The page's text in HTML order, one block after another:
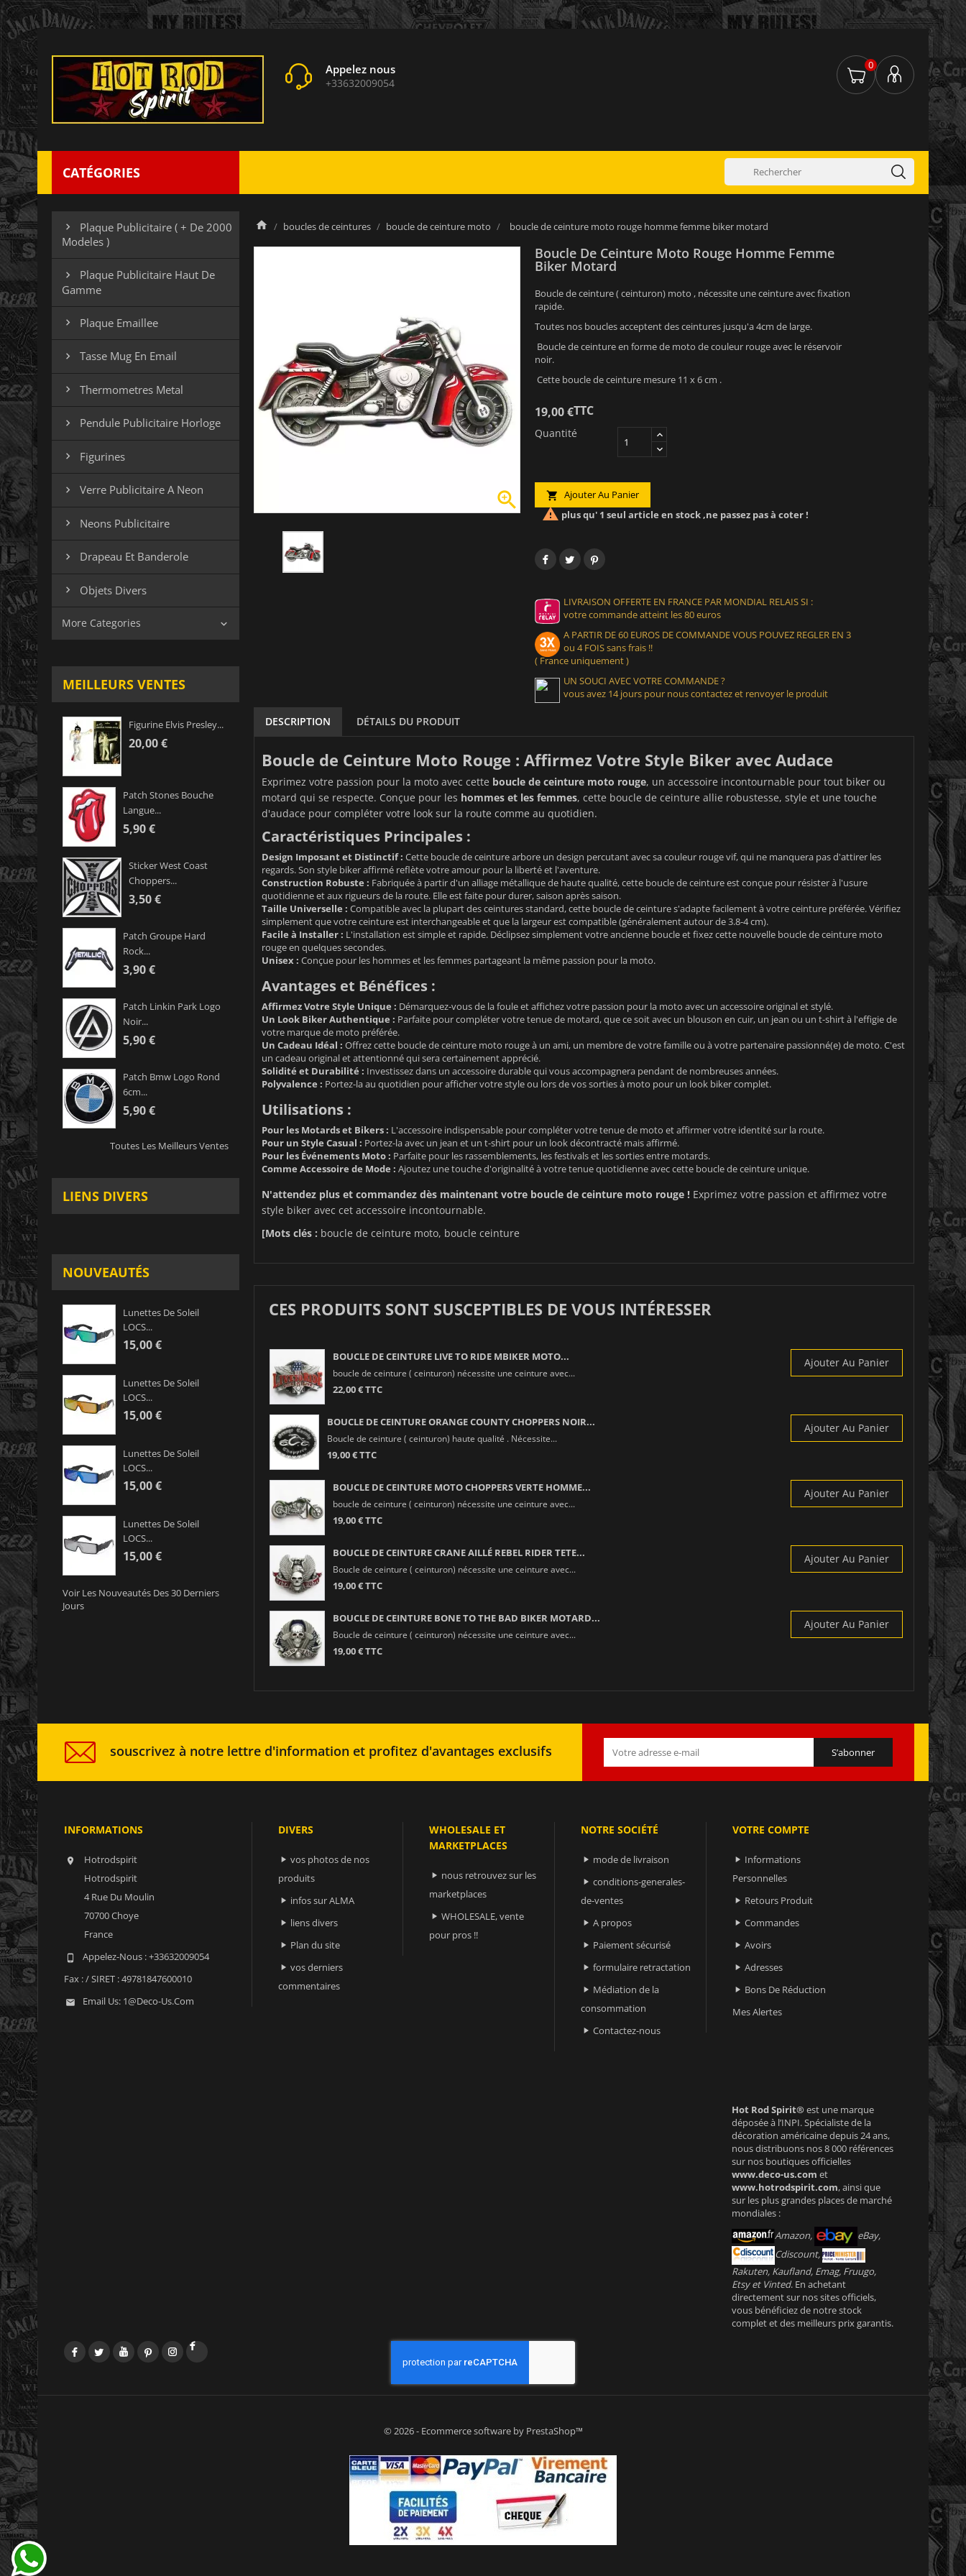
Appelez nous
+33632009054
0
CATÉGORIES

Plaque Publicitaire ( + De 2000
Modeles )

Plaque Publicitaire Haut De
Gamme
 Plaque Emaillee
 Tasse Mug En Email
 Thermometres Metal
 Pendule Publicitaire Horloge
 Figurines
 Verre Publicitaire A Neon
 Neons Publicitaire
 Drapeau Et Banderole
 Objets Divers
More Categories 
MEILLEURS VENTES
Figurine Elvis Presley...
20,00 €
Patch Stones Bouche
Langue...
5,90 €
Sticker West Coast
Choppers...
3,50 €
Patch Groupe Hard
Rock...
3,90 €
Patch Linkin Park Logo
Noir...
5,90 €
Patch Bmw Logo Rond
6cm...
5,90 €
Toutes Les Meilleurs Ventes
LIENS DIVERS
NOUVEAUTÉS
Lunettes De Soleil
LOCS...
15,00 €
Lunettes De Soleil
LOCS...
15,00 €
Lunettes De Soleil
LOCS...
15,00 €
Lunettes De Soleil
LOCS...
15,00 €
Voir Les Nouveautés Des 30 Derniers
Jours
boucles de ceintures boucle de ceinture moto boucle de ceinture moto rouge homme femme biker motard

Boucle De Ceinture Moto Rouge Homme Femme
Biker Motard
Boucle de ceinture ( ceinturon) moto , nécessite une ceinture avec fixation
rapide.
Toutes nos boucles acceptent des ceintures jusqu'a 4cm de large.
Boucle de ceinture en forme de moto de couleur rouge avec le réservoir
noir.
Cette boucle de ceinture mesure 11 x 6 cm .
19,00 €TTC
Quantité
 Ajouter Au Panier
 plus qu' 1 seul article en stock ,ne passez pas à coter !
LIVRAISON OFFERTE EN FRANCE PAR MONDIAL RELAIS SI :
votre commande atteint les 80 euros
A PARTIR DE 60 EUROS DE COMMANDE VOUS POUVEZ REGLER EN 3
ou 4 FOIS sans frais !!
( France uniquement )
UN SOUCI AVEC VOTRE COMMANDE ?
vous avez 14 jours pour nous contactez et renvoyer le produit
DESCRIPTION DÉTAILS DU PRODUIT
Boucle de Ceinture Moto Rouge : Affirmez Votre Style Biker avec Audace
Exprimez votre passion pour la moto avec cette boucle de ceinture moto rouge, un accessoire incontournable pour tout biker ou
motard qui se respecte. Conçue pour les hommes et les femmes, cette boucle de ceinture allie robustesse, style et une touche
d'audace pour compléter votre look sur la route comme au quotidien.
Caractéristiques Principales :
Design Imposant et Distinctif : Cette boucle de ceinture arbore un design percutant avec sa couleur rouge vif, qui ne manquera pas d'attirer les
regards. Son style biker affirmé reflète votre amour pour la liberté et l'aventure.
Construction Robuste : Fabriquée à partir d'un alliage métallique de haute qualité, cette boucle de ceinture est conçue pour résister à l'usure
quotidienne et aux rigueurs de la route. Elle est faite pour durer, saison après saison.
Taille Universelle : Compatible avec la plupart des ceintures standard, cette boucle de ceinture s'adapte facilement à votre ceinture préférée. Vérifiez
simplement que votre ceinture est interchangeable et que la largeur est compatible (généralement autour de 3.8-4 cm).
Facile à Installer : L'installation est simple et rapide. Déclipsez simplement votre ancienne boucle et fixez cette nouvelle boucle de ceinture moto
rouge en quelques secondes.
Unisex : Conçue pour les hommes et les femmes partageant la même passion pour la moto.
Avantages et Bénéfices :
Affirmez Votre Style Unique : Démarquez-vous de la foule et affichez votre passion pour la moto avec un accessoire original et stylé.
Un Look Biker Authentique : Parfaite pour compléter votre tenue de motard, que ce soit avec un blouson en cuir, un jean ou un t-shirt à l'effigie de
votre marque de moto préférée.
Un Cadeau Idéal : Offrez cette boucle de ceinture moto rouge à un ami, un membre de votre famille ou à votre partenaire passionné(e) de moto. C'est
un cadeau original et attentionné qui sera certainement apprécié.
Solidité et Durabilité : Investissez dans un accessoire durable qui vous accompagnera pendant de nombreuses années.
Polyvalence : Portez-la au quotidien pour afficher votre style ou lors de vos sorties à moto pour un look biker complet.
Utilisations :
Pour les Motards et Bikers : L'accessoire indispensable pour compléter votre tenue de moto et affirmer votre identité sur la route.
Pour un Style Casual : Portez-la avec un jean et un t-shirt pour un look décontracté mais affirmé.
Pour les Événements Moto : Parfaite pour les rassemblements, les festivals et les sorties entre motards.
Comme Accessoire de Mode : Ajoutez une touche d'originalité à votre tenue quotidienne avec cette boucle de ceinture unique.
N'attendez plus et commandez dès maintenant votre boucle de ceinture moto rouge !Exprimez votre passion et affirmez votre
style biker avec cet accessoire incontournable.
[Mots clés : boucle de ceinture moto, boucle ceinture
CES PRODUITS SONT SUSCEPTIBLES DE VOUS INTÉRESSER
BOUCLE DE CEINTURE LIVE TO RIDE MBIKER MOTO...
boucle de ceinture ( ceinturon) nécessite une ceinture avec...
22,00 € TTC
Ajouter Au Panier
BOUCLE DE CEINTURE ORANGE COUNTY CHOPPERS NOIR...
Boucle de ceinture ( ceinturon) haute qualité . Nécessite...
19,00 € TTC
Ajouter Au Panier
BOUCLE DE CEINTURE MOTO CHOPPERS VERTE HOMME...
boucle de ceinture ( ceinturon) nécessite une ceinture avec...
19,00 € TTC
Ajouter Au Panier
BOUCLE DE CEINTURE CRANE AILLÉ REBEL RIDER TETE...
Boucle de ceinture ( ceinturon) nécessite une ceinture avec...
19,00 € TTC
Ajouter Au Panier
BOUCLE DE CEINTURE BONE TO THE BAD BIKER MOTARD...
Boucle de ceinture ( ceinturon) nécessite une ceinture avec...
19,00 € TTC
Ajouter Au Panier
souscrivez à notre lettre d'information et profitez d'avantages exclusifs
INFORMATIONS

Hotrodspirit
Hotrodspirit
4 Rue Du Moulin
70700 Choye
France
 Appelez-Nous :+33632009054
Fax :/ SIRET : 49781847600010
 Email Us: 1@deco-Us.com
DIVERS
 vos photos de nos
produits
 infos sur ALMA
 liens divers
 Plan du site
 vos derniers
commentaires
WHOLESALE ET
MARKETPLACES
 nous retrouvez sur les
marketplaces
 WHOLESALE, vente
pour pros !!
NOTRE SOCIÉTÉ
 mode de livraison
 conditions-generales-
de-ventes
 A propos
 Paiement sécurisé
 formulaire retractation
 Médiation de la
consommation
 Contactez-nous
VOTRE COMPTE
 Informations
Personnelles
 Retours Produit
 Commandes
 Avoirs
 Adresses
 Bons De Réduction
Mes Alertes
Hot Rod Spirit®est une marque
déposée à l’INPI. Spécialiste de la
décoration américaine depuis 24 ans,
nous distribuons nos 8 000 références
sur nos boutiques officielles
www.deco-us.com et
www.hotrodspirit.com, ainsi que
sur les plus grandes places de marché
mondiales :
Amazon,
eBay,
Cdiscount,
Rakuten, Kaufland, Emag, Fruugo,
Etsy et Vinted. En achetant
directement sur nos sites officiels,
vous bénéficiez de notre stock
complet et des meilleurs prix garantis.
FacebookTwitterYouTubePinterestInstagram
© 2026 - Ecommerce software by PrestaShop™